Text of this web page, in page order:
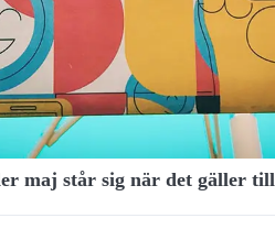
maj står sig när det gäller